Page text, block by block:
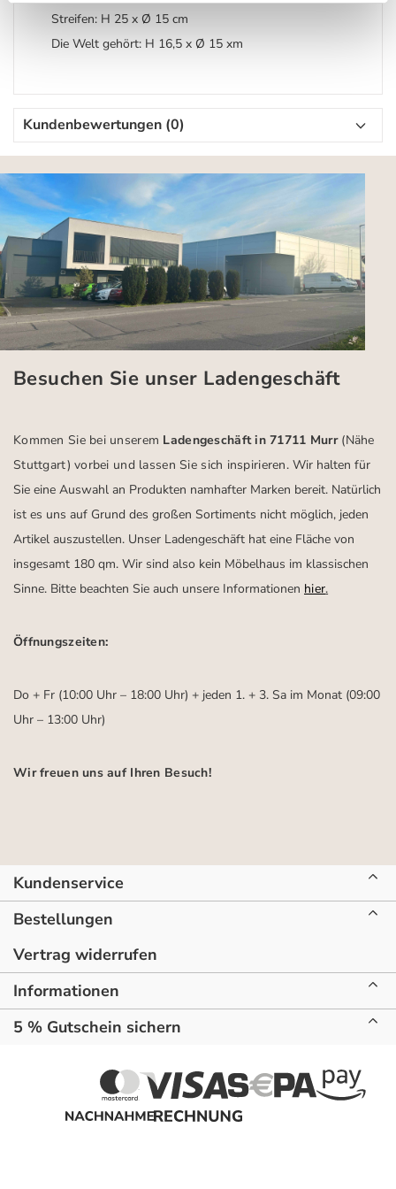
Streifen: H 25 x Ø 15 cm
Die Welt gehört: H 16,5 x Ø 15 xm
Kundenbewertungen (0)
Besuchen Sie unser Ladengeschäft
Kommen Sie bei unserem Ladengeschäft in 71711 Murr (Nähe
Stuttgart) vorbei und lassen Sie sich inspirieren.Wir halten für
Sie eine Auswahl an Produkten namhafter Marken bereit. Natürlich
ist es uns auf Grund des großen Sortiments nicht möglich, jeden
Artikel auszustellen. Unser Ladengeschäft hat eine Fläche von
insgesamt 180 qm. Wir sind also kein Möbelhaus im klassischen
Sinne. Bitte beachten Sie auch unsere Informationen hier.
Öffnungszeiten:
Do + Fr (10:00 Uhr – 18:00 Uhr) + jeden 1. + 3. Sa im Monat (09:00
Uhr – 13:00 Uhr)
Wir freuen uns auf Ihren Besuch!
Kundenservice
Bestellungen
Vertrag widerrufen
Informationen
5 % Gutschein sichern